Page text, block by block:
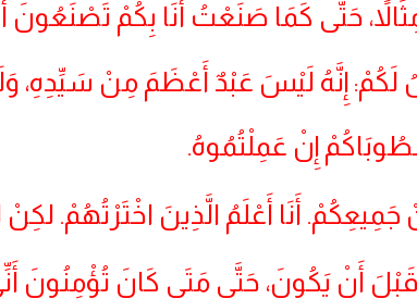
حَتَّى كَمَا صَنَعْتُ أَنَا بِكُمْ تَصْنَعُونَ
لَكُمْ: إِنَّهُ لَيْسَ عَبْدٌ أَعْظَمَ مِنْ
إِنْ عَمِلْتُمُوهُ.
أَنَا أَعْلَمُ الَّذِينَ اخْتَرْتُهُمْ. لكِنْ
أَنْ يَكُونَ، حَتَّى مَتَى كَانَ تُؤْمِنُونَ